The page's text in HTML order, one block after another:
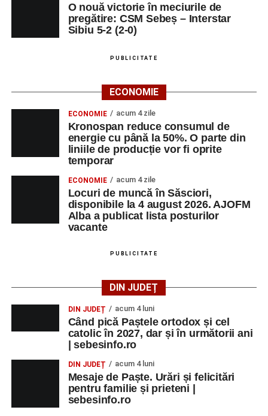
O nouă victorie în meciurile de
pregătire: CSM Sebeș – Interstar
Sibiu 5-2 (2-0)
PUBLICITATE
ECONOMIE
ECONOMIE acum 4 zile
Kronospan reduce consumul de
energie cu până la 50%. O parte din
liniile de producție vor fi oprite
temporar
ECONOMIE acum 4 zile
Locuri de muncă în Săsciori,
disponibile la 4 august 2026. AJOFM
Alba a publicat lista posturilor
vacante
PUBLICITATE
DIN JUDEȚ
DIN JUDEȚ acum 4 luni
Când pică Paștele ortodox și cel
catolic în 2027, dar și în următorii ani
| sebesinfo.ro
DIN JUDEȚ acum 4 luni
Mesaje de Paște. Urări și felicitări
pentru familie și prieteni |
sebesinfo.ro